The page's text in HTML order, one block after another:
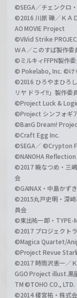
©SEGA／チェンクロ
©2016 川原 礫／ＫＡ
AO MOVIE Project
©ViVid Strike
ＷＡ／このすば製作委
©ミルキィFFPN製作
© Pokelabo, Inc. ©け
©2016 ひろやまひろ
リヤ ドライ!!」製作委
©Project Luck &
©Project シンフォギ
©BanG Dream!
©Craft Egg Inc.
©SEGA／ ©Crypton
©NANOHA Reflection
©2017 暁なつめ・三
会
©GAINAX・中島かず
©2015丸戸史明・深崎
員会
©東出祐一郎・TYPE-
©2017 プロジェクト
©Magica Quartet/
©Project Revue
©2017 時雨沢恵一／
GGO Project illust.黒
TM ©TOHO CO., LTD.
©2014 榎宮祐・株式